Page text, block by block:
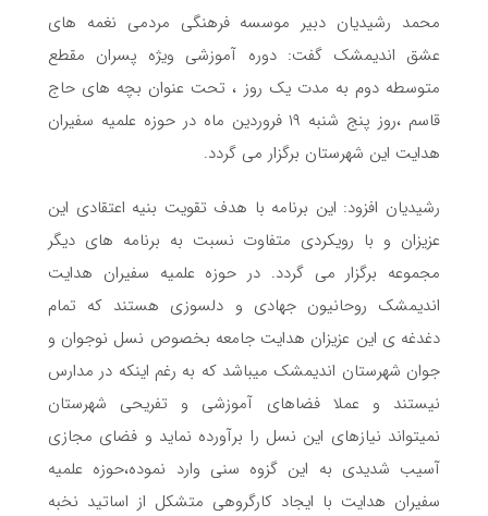
محمد رشیدیان دبیر موسسه فرهنگی مردمی نغمه های
عشق اندیمشک گفت: دوره آموزشی ویژه پسران مقطع
متوسطه دوم به مدت یک روز ، تحت عنوان بچه های حاج
قاسم ،روز پنج شنبه ۱۹ فروردین ماه در حوزه علمیه سفیران
هدایت این شهرستان برگزار می گردد.
رشیدیان افزود: این برنامه با هدف تقویت بنیه اعتقادی این
عزیزان و با رویکردی متفاوت نسبت به برنامه های دیگر
مجموعه برگزار می گردد. در حوزه علمیه سفیران هدایت
اندیمشک روحانیون جهادی و دلسوزی هستند که تمام
دغدغه ی این عزیزان هدایت جامعه بخصوص نسل نوجوان و
جوان شهرستان اندیمشک میباشد که به رغم اینکه در مدارس
نیستند و عملا فضاهای آموزشی و تفریحی شهرستان
نمیتواند نیازهای این نسل را برآورده نماید و فضای مجازی
آسیب شدیدی به این گزوه سنی وارد نموده،حوزه علمیه
سفیران هدایت با ایجاد کارگروهی متشکل از اساتید نخبه